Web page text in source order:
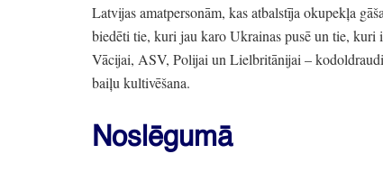
Latvijas amatpersonām, kas atbalstīja okupekļa
biedēti tie, kuri jau karo Ukrainas pusē un tie, kuri
Vācijai, ASV, Polijai un Lielbritānijai–
baiļu kultivēšana.
Noslēgumā